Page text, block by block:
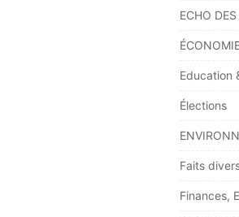
ECHO
Education
Élections
Faits
Finances,